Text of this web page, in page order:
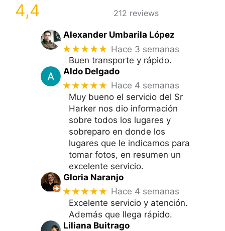
4,4 212 reviews
Alexander Umbarila López
★★★★★ Hace 3 semanas
Buen transporte y rápido.
Aldo Delgado
★★★★★ Hace 4 semanas
Muy bueno el servicio del Sr
Harker nos dio información
sobre todos los lugares y
sobreparo en donde los
lugares que le indicamos para
tomar fotos, en resumen un
excelente servicio.
Gloria Naranjo
★★★★★ Hace 4 semanas
Excelente servicio y atención.
Además que llega rápido.
Liliana Buitrago